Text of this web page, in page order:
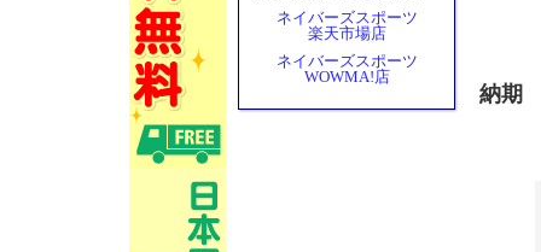
ネイバーズスポーツ
楽天市場店
ネイバーズスポーツ
WOWMA!店
納期